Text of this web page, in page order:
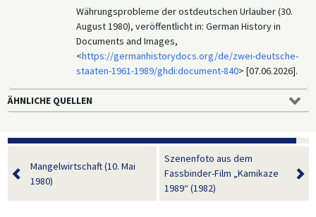
Währungsprobleme der ostdeutschen Urlauber (30.
August 1980), veröffentlicht in: German History in
Documents and Images,
<https://germanhistorydocs.org/de/zwei-deutsche-
staaten-1961-1989/ghdi:document-840> [07.06.2026].
ÄHNLICHE QUELLEN
Mangelwirtschaft (10. Mai
1980)
Szenenfoto aus dem
Fassbinder-Film „Kamikaze
1989“ (1982)